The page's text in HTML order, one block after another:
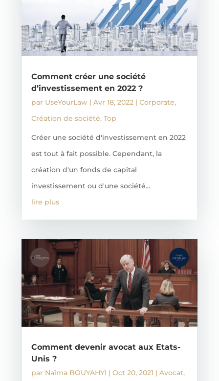
Comment créer une société
d’investissement en 2022 ?
par UseYourLaw | Avr 18, 2022 | Corporate,
Création de société, Top
Créer une société d'investissement en 2022
est tout à fait possible. Cependant, la
création d'un fonds de capital
investissement ou d'une société...
lire plus
Comment devenir avocat aux Etats-
Unis ?
par Naïma BOUYAHYI | Oct 20, 2021 | Avocat,